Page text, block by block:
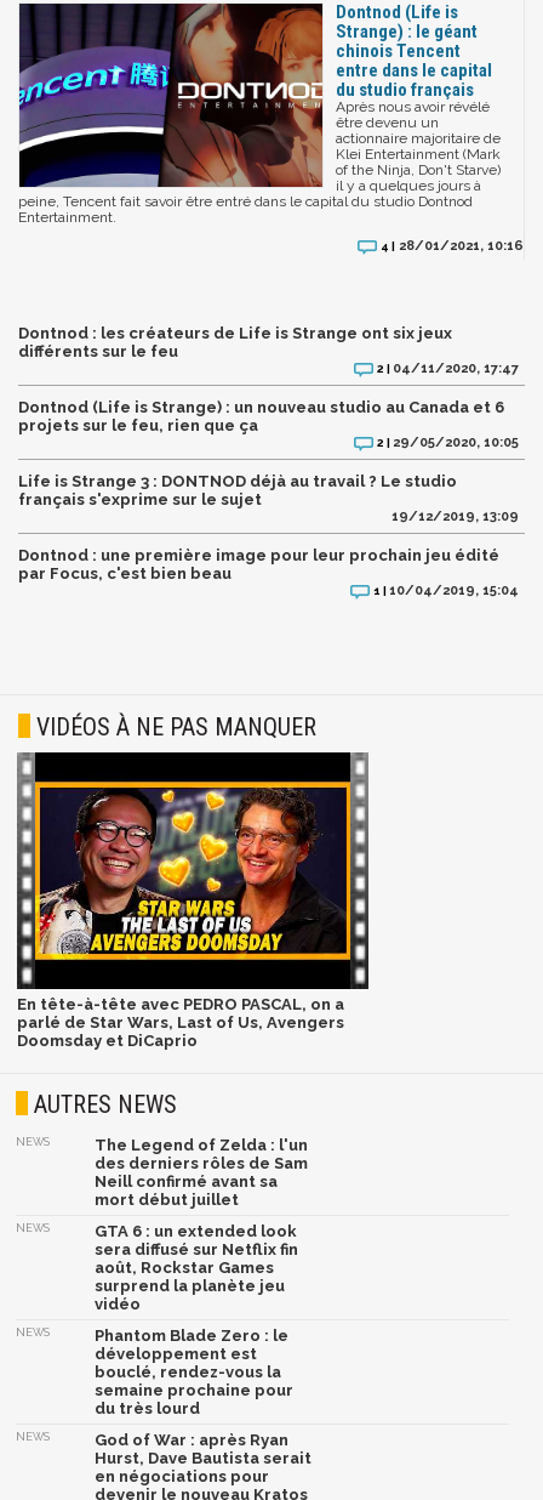
Dontnod (Life is
Strange) : le géant
chinois Tencent
entre dans le capital
du studio français
Après nous avoir révélé
être devenu un
actionnaire majoritaire de
Klei Entertainment (Mark
of the Ninja, Don't Starve)
il y a quelques jours à
peine, Tencent fait savoir être entré dans le capital du studio Dontnod
Entertainment.
4 | 28/01/2021, 10:16
Dontnod : les créateurs de Life is Strange ont six jeux
différents sur le feu
2 | 04/11/2020, 17:47
Dontnod (Life is Strange) : un nouveau studio au Canada et 6
projets sur le feu, rien que ça
2 | 29/05/2020, 10:05
Life is Strange 3 : DONTNOD déjà au travail ? Le studio
français s'exprime sur le sujet
19/12/2019, 13:09
Dontnod : une première image pour leur prochain jeu édité
par Focus, c'est bien beau
1 | 10/04/2019, 15:04
VIDÉOS À NE PAS MANQUER
En tête-à-tête avec PEDRO PASCAL, on a
parlé de Star Wars, Last of Us, Avengers
Doomsday et DiCaprio
AUTRES NEWS
NEWS
The Legend of Zelda : l'un
des derniers rôles de Sam
Neill confirmé avant sa
mort début juillet
NEWS
GTA 6 : un extended look
sera diffusé sur Netflix fin
août, Rockstar Games
surprend la planète jeu
vidéo
NEWS
Phantom Blade Zero : le
développement est
bouclé, rendez-vous la
semaine prochaine pour
du très lourd
NEWS
God of War : après Ryan
Hurst, Dave Bautista serait
en négociations pour
devenir le nouveau Kratos